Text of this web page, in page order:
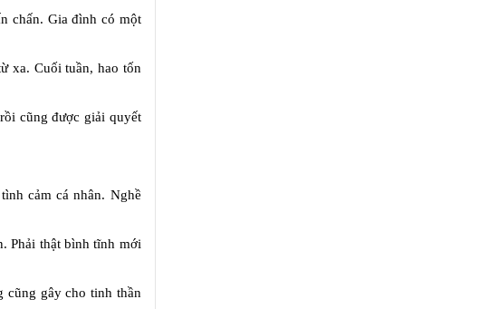
chấn. Gia đình có một
xa. Cuối tuần, hao tốn
cũng được giải quyết
cảm cá nhân. Nghề
Phải thật bình tĩnh mới
cũng gây cho tinh thần